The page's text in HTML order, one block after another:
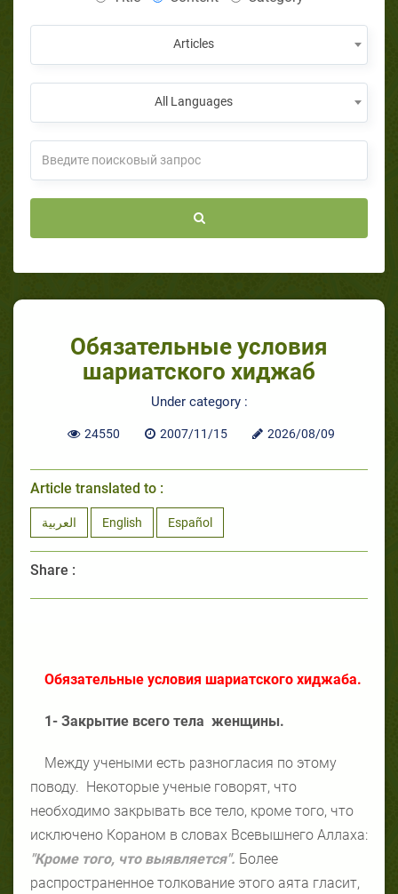
Articles
All Languages
Обязательные условия
шариатского хиджаб
Under category :
24550 2007/11/15 2026/08/09
Article translated to :
العربية English Español
Share :
Обязательные условия шариатского хиджаба.
1- Закрытие всего тела женщины.
Между учеными есть разногласия по этому
поводу. Некоторые ученые говорят, что
необходимо закрывать все тело, кроме того, что
исключено Кораном в словах Всевышнего Аллаха:
"Кроме того, что выявляется". Более
распространенное толкование этого аята гласит,